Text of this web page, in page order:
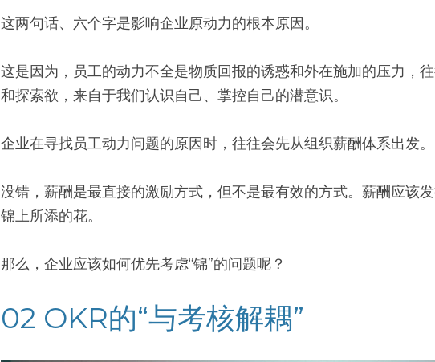
这两句话、六个字是影响企业原动力的根本原因。
这是因为，员工的动力不全是物质回报的诱惑和外在施加的压力，
和探索欲，来自于我们认识自己、掌控自己的潜意识。
企业在寻找员工动力问题的原因时，往往会先从组织薪酬体系出发。
没错，薪酬是最直接的激励方式，但不是最有效的方式。薪酬应该
锦上所添的花。
那么，企业应该如何优先考虑“锦”的问题呢？
02 OKR的“与考核解耦”